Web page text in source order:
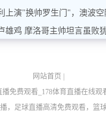
雄鸡 摩洛哥主帅坦言虽败
网站首页
播免费观看_178体育直播在线观
，足球直播高清免费观看，篮